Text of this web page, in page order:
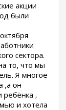
акции
были
сектора.
то, что мы
Я многое
,а он
ребёнка ,
и хотела